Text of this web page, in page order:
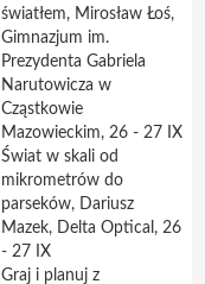
światłem, Mirosław Łoś,
Gimnazjum im.
Prezydenta Gabriela
Narutowicza w
Cząstkowie
Mazowieckim, 26 - 27 IX
Świat w skali od
mikrometrów do
parseków, Dariusz
Mazek, Delta Optical, 26
- 27 IX
Graj i planuj z